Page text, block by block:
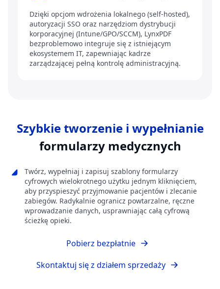
Dzięki opcjom wdrożenia lokalnego (self-hosted),
autoryzacji SSO oraz narzędziom dystrybucji
korporacyjnej (Intune/GPO/SCCM), LynxPDF
bezproblemowo integruje się z istniejącym
ekosystemem IT, zapewniając kadrze
zarządzającej pełną kontrolę administracyjną.
Szybkie tworzenie i wypełnianie
formularzy medycznych
Twórz, wypełniaj i zapisuj szablony formularzy
cyfrowych wielokrotnego użytku jednym kliknięciem,
aby przyspieszyć przyjmowanie pacjentów i zlecanie
zabiegów. Radykalnie ogranicz powtarzalne, ręczne
wprowadzanie danych, usprawniając całą cyfrową
ścieżkę opieki.
Pobierz bezpłatnie
Skontaktuj się z działem sprzedaży